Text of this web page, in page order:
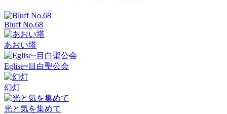
Bluff No.68
あおい塔
Eglise~目白聖公会
幻灯
光と気を集めて